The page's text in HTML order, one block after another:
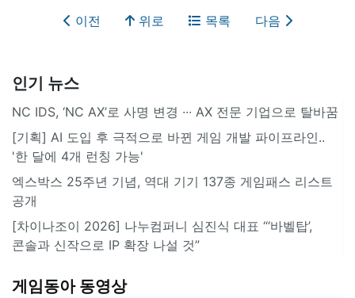
이전 위로 목록 다음
인기 뉴스
NC IDS, ‘NC AX’로 사명 변경 ∙∙∙ AX 전문 기업으로 탈바꿈
[기획] AI 도입 후 극적으로 바뀐 게임 개발 파이프라인..
'한 달에 4개 런칭 가능'
엑스박스 25주년 기념, 역대 기기 137종 게임패스 리스트
공개
[차이나조이 2026] 나누컴퍼니 심진식 대표 “‘바벨탑’,
콘솔과 신작으로 IP 확장 나설 것”
게임동아 동영상